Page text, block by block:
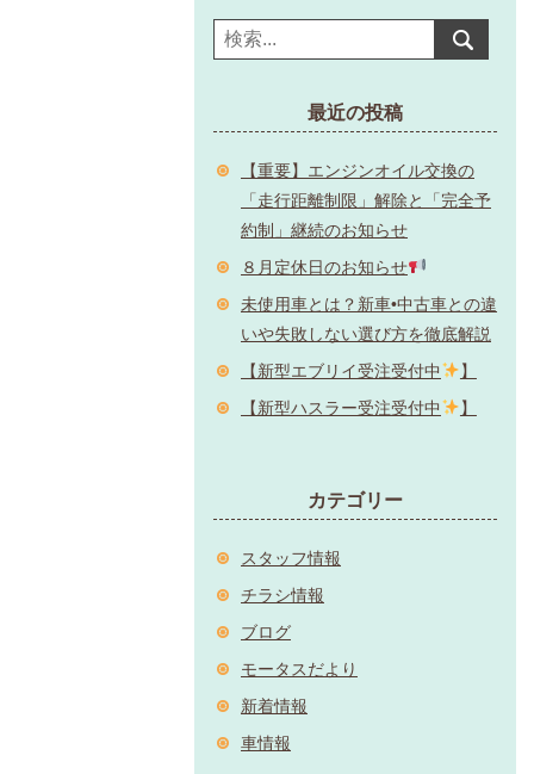
最近の投稿
【重要】エンジンオイル交換の
「走行距離制限」解除と「完全予
約制」継続のお知らせ
８月定休日のお知らせ
未使用車とは？新車•中古車との違
いや失敗しない選び方を徹底解説
【新型エブリイ受注受付中
】
【新型ハスラー受注受付中
】
カテゴリー
スタッフ情報
チラシ情報
ブログ
モータスだより
新着情報
車情報